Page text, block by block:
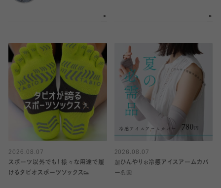
2026.08.07
スポーツ以外でも！様々な用途で履
けるタビオスポーツソックス👟
2026.08.07
超ひんやり❄️冷感アイスアームカバ
ー💪🏼